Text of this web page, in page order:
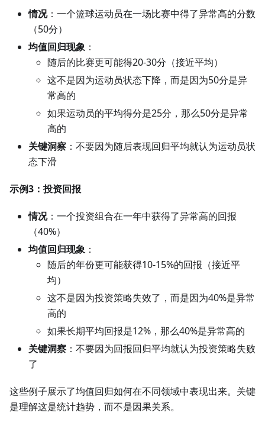
情况：一个篮球运动员在一场比赛中得了异常高的分数
（50分）
均值回归现象 ：
随后的比赛更可能得20-30分（接近平均）
这不是因为运动员状态下降，而是因为50分是异
常高的
如果运动员的平均得分是25分，那么50分是异常
高的
关键洞察 ：不要因为随后表现回归平均就认为运动员状
态下滑
示例3：投资回报
情况：一个投资组合在一年中获得了异常高的回报
（40%）
均值回归现象 ：
随后的年份更可能获得10-15%的回报（接近平
均）
这不是因为投资策略失效了，而是因为40%是异常
高的
如果长期平均回报是12%，那么40%是异常高的
关键洞察 ：不要因为回报回归平均就认为投资策略失败
了
这些例子展示了均值回归如何在不同领域中表现出来。关键
是理解这是统计趋势，而不是因果关系。